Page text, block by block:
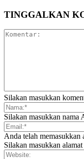
TINGGALKAN
Silakan masukkan
Silakan masukkan nama
Anda telah memasukkan
Silakan masukkan